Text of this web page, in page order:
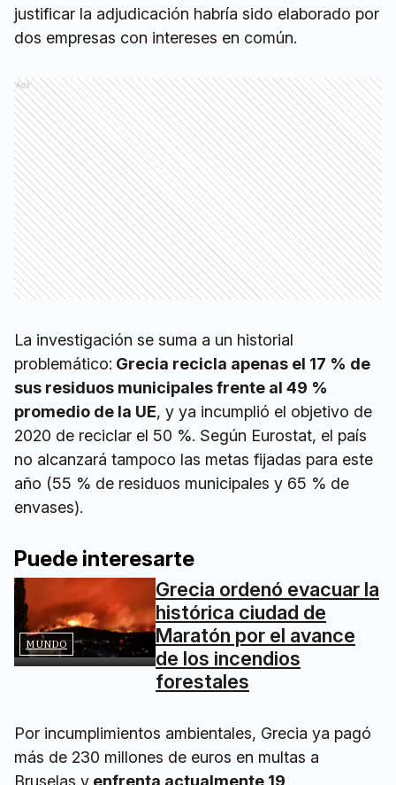
justificar la adjudicación habría sido elaborado por
dos empresas con intereses en común.
Ads
La investigación se suma a un historial
problemático: Grecia recicla apenas el 17 % de
sus residuos municipales frente al 49 %
promedio de la UE, y ya incumplió el objetivo de
2020 de reciclar el 50 %. Según Eurostat, el país
no alcanzará tampoco las metas fijadas para este
año (55 % de residuos municipales y 65 % de
envases).
Puede interesarte
MUNDO
Grecia ordenó evacuar la
histórica ciudad de
Maratón por el avance
de los incendios
forestales
Por incumplimientos ambientales, Grecia ya pagó
más de 230 millones de euros en multas a
Bruselas y enfrenta actualmente 19